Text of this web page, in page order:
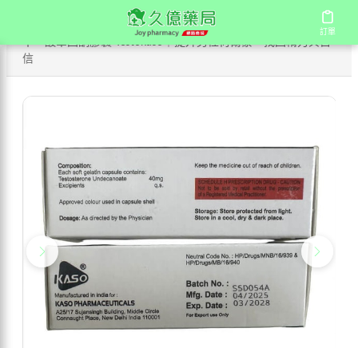
訂單
訂單
國產壯陽藥
/
十一酸睪固酮膠囊 Testokaso｜提升男性荷爾蒙・找回精力與自
信